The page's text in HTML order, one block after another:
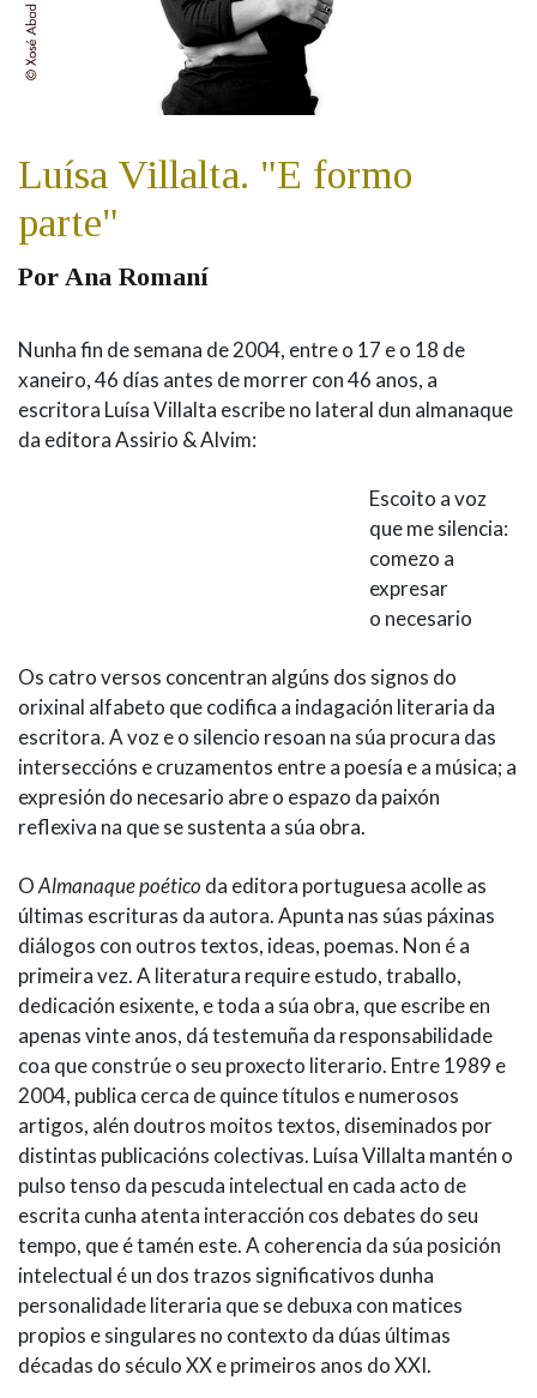
IDENTIDADE CORPORATIVA
MARCIAL DEL ADALID
CASA-MUSEO EMILIA PARDO
FIGURAS HOMENAXEADAS
HISTORIA
60 ANOS DLG
PORTAL DAS PALABRAS
Facebook Instagram
Bluesky
Luísa Villalta. "E formo
parte"
Por Ana Romaní
Nunha fin de semana de 2004, entre o 17 e o 18 de
xaneiro, 46 días antes de morrer con 46 anos, a
escritora Luísa Villalta escribe no lateral dun almanaque
da editora Assirio & Alvim:
Escoito a voz
que me silencia:
comezo a
expresar
o necesario
Os catro versos concentran algúns dos signos do
orixinal alfabeto que codifica a indagación literaria da
escritora. A voz e o silencio resoan na súa procura das
interseccións e cruzamentos entre a poesía e a música; a
expresión do necesario abre o espazo da paixón
reflexiva na que se sustenta a súa obra.
OAlmanaque poético da editora portuguesa acolle as
últimas escrituras da autora. Apunta nas súas páxinas
diálogos con outros textos, ideas, poemas. Non é a
primeira vez. A literatura require estudo, traballo,
dedicación esixente, e toda a súa obra, que escribe en
apenas vinte anos, dá testemuña da responsabilidade
coa que constrúe o seu proxecto literario. Entre 1989 e
2004, publica cerca de quince títulos e numerosos
artigos, alén doutros moitos textos, diseminados por
distintas publicacións colectivas. Luísa Villalta mantén o
pulso tenso da pescuda intelectual en cada acto de
escrita cunha atenta interacción cos debates do seu
tempo, que é tamén este. A coherencia da súa posición
intelectual é un dos trazos significativos dunha
personalidade literaria que se debuxa con matices
propios e singulares no contexto da dúas últimas
décadas do século XX e primeiros anos do XXI.